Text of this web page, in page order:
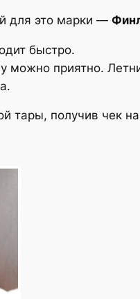
для это марки —
быстро.
можно приятно.
тары, получив чек